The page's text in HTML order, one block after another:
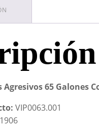
65 Galones
VIP0063.001